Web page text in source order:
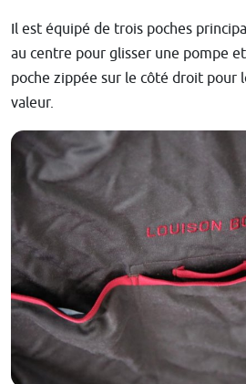
Il est équipé de trois poches
au centre pour glisser une pompe
poche zippée sur le côté droit pour
valeur.